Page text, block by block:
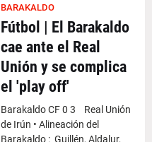
BARAKALDO
Fútbol | El Barakaldo
cae ante el Real
Unión y se complica
el 'play off'
Barakaldo CF 0 3 Real Unión
de Irún • Alineación del
Barakaldo : Guillén, Aldalur,